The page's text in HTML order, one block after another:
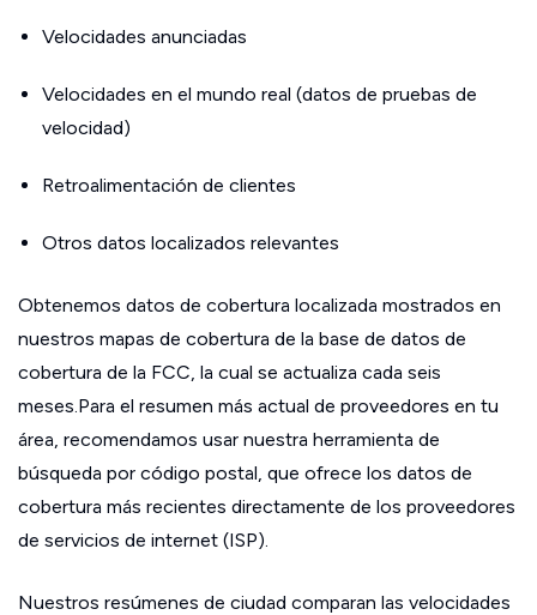
Velocidades anunciadas
Velocidades en el mundo real (datos de pruebas de
velocidad)
Retroalimentación de clientes
Otros datos localizados relevantes
Obtenemos datos de cobertura localizada mostrados en
nuestros mapas de cobertura de la base de datos de
cobertura de la FCC, la cual se actualiza cada seis
meses.Para el resumen más actual de proveedores en tu
área, recomendamos usar nuestra herramienta de
búsqueda por código postal, que ofrece los datos de
cobertura más recientes directamente de los proveedores
de servicios de internet (ISP).
Nuestros resúmenes de ciudad comparan las velocidades